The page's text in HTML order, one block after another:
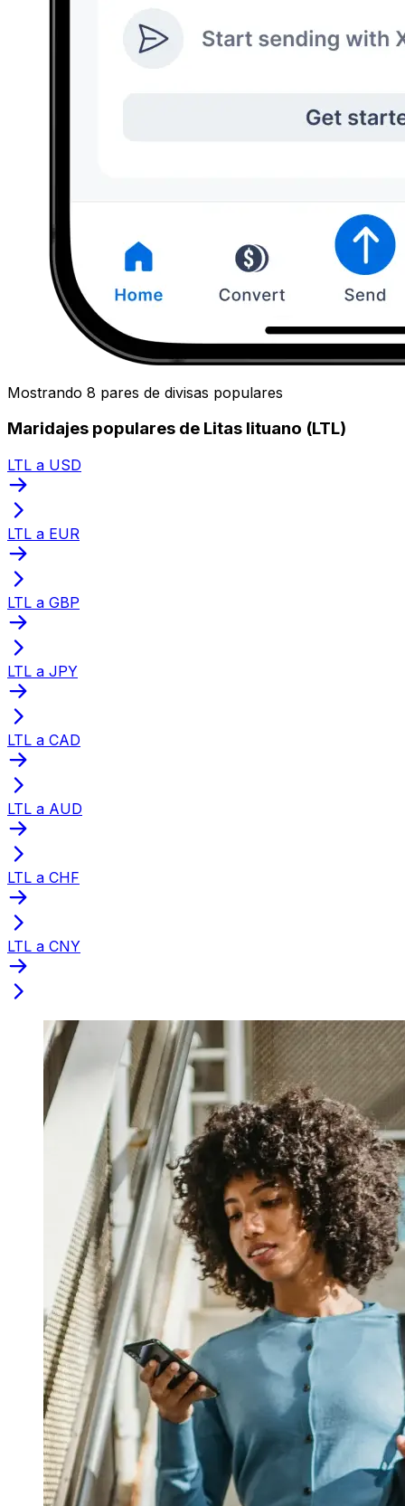
Mostrando 8 pares de divisas populares
Maridajes populares de Litas lituano (LTL)
LTL a USD
LTL a EUR
LTL a GBP
LTL a JPY
LTL a CAD
LTL a AUD
LTL a CHF
LTL a CNY